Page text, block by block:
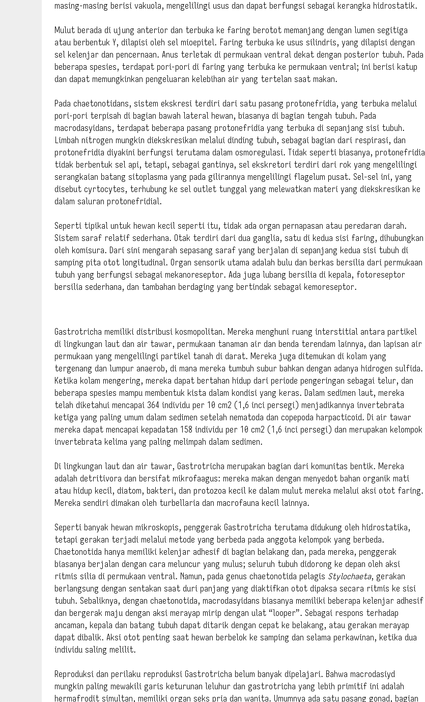
masing-masing berisi vakuola, mengelilingi usus dan dapat berfungsi sebagai kerangka hidrostatik.
Mulut berada di ujung anterior dan terbuka ke faring berotot memanjang dengan lumen segitiga
atau berbentuk Y, dilapisi oleh sel mioepitel. Faring terbuka ke usus silindris, yang dilapisi dengan
sel kelenjar dan pencernaan. Anus terletak di permukaan ventral dekat dengan posterior tubuh. Pada
beberapa spesies, terdapat pori-pori di faring yang terbuka ke permukaan ventral; ini berisi katup
dan dapat memungkinkan pengeluaran kelebihan air yang tertelan saat makan.
Pada chaetonotidans, sistem ekskresi terdiri dari satu pasang protonefridia, yang terbuka melalui
pori-pori terpisah di bagian bawah lateral hewan, biasanya di bagian tengah tubuh. Pada
macrodasyidans, terdapat beberapa pasang protonefridia yang terbuka di sepanjang sisi tubuh.
Limbah nitrogen mungkin diekskresikan melalui dinding tubuh, sebagai bagian dari respirasi, dan
protonefridia diyakini berfungsi terutama dalam osmoregulasi. Tidak seperti biasanya, protonefridia
tidak berbentuk sel api, tetapi, sebagai gantinya, sel ekskretori terdiri dari rok yang mengelilingi
serangkaian batang sitoplasma yang pada gilirannya mengelilingi flagelum pusat. Sel-sel ini, yang
disebut cyrtocytes, terhubung ke sel outlet tunggal yang melewatkan materi yang diekskresikan ke
dalam saluran protonefridial.
Seperti tipikal untuk hewan kecil seperti itu, tidak ada organ pernapasan atau peredaran darah.
Sistem saraf relatif sederhana. Otak terdiri dari dua ganglia, satu di kedua sisi faring, dihubungkan
oleh komisura. Dari sini mengarah sepasang saraf yang berjalan di sepanjang kedua sisi tubuh di
samping pita otot longitudinal. Organ sensorik utama adalah bulu dan berkas bersilia dari permukaan
tubuh yang berfungsi sebagai mekanoreseptor. Ada juga lubang bersilia di kepala, fotoreseptor
bersilia sederhana, dan tambahan berdaging yang bertindak sebagai kemoreseptor.
Gastrotricha memiliki distribusi kosmopolitan. Mereka menghuni ruang interstitial antara partikel
di lingkungan laut dan air tawar, permukaan tanaman air dan benda terendam lainnya, dan lapisan air
permukaan yang mengelilingi partikel tanah di darat. Mereka juga ditemukan di kolam yang
tergenang dan lumpur anaerob, di mana mereka tumbuh subur bahkan dengan adanya hidrogen sulfida.
Ketika kolam mengering, mereka dapat bertahan hidup dari periode pengeringan sebagai telur, dan
beberapa spesies mampu membentuk kista dalam kondisi yang keras. Dalam sedimen laut, mereka
telah diketahui mencapai 364 individu per 10 cm2 (1,6 inci persegi) menjadikannya invertebrata
ketiga yang paling umum dalam sedimen setelah nematoda dan copepoda harpacticoid. Di air tawar
mereka dapat mencapai kepadatan 158 individu per 10 cm2 (1,6 inci persegi) dan merupakan kelompok
invertebrata kelima yang paling melimpah dalam sedimen.
Di lingkungan laut dan air tawar, Gastrotricha merupakan bagian dari komunitas bentik. Mereka
adalah detritivora dan bersifat mikrofaagus: mereka makan dengan menyedot bahan organik mati
atau hidup kecil, diatom, bakteri, dan protozoa kecil ke dalam mulut mereka melalui aksi otot faring.
Mereka sendiri dimakan oleh turbellaria dan macrofauna kecil lainnya.
Seperti banyak hewan mikroskopis, penggerak Gastrotricha terutama didukung oleh hidrostatika,
tetapi gerakan terjadi melalui metode yang berbeda pada anggota kelompok yang berbeda.
Chaetonotida hanya memiliki kelenjar adhesif di bagian belakang dan, pada mereka, penggerak
biasanya berjalan dengan cara meluncur yang mulus; seluruh tubuh didorong ke depan oleh aksi
ritmis silia di permukaan ventral. Namun, pada genus chaetonotida pelagis Stylochaeta, gerakan
berlangsung dengan sentakan saat duri panjang yang diaktifkan otot dipaksa secara ritmis ke sisi
tubuh. Sebaliknya, dengan chaetonotida, macrodasyidans biasanya memiliki beberapa kelenjar adhesif
dan bergerak maju dengan aksi merayap mirip dengan ulat “looper”. Sebagai respons terhadap
ancaman, kepala dan batang tubuh dapat ditarik dengan cepat ke belakang, atau gerakan merayap
dapat dibalik. Aksi otot penting saat hewan berbelok ke samping dan selama perkawinan, ketika dua
individu saling melilit.
Reproduksi dan perilaku reproduksi Gastrotricha belum banyak dipelajari. Bahwa macrodasiyd
mungkin paling mewakili garis keturunan leluhur dan gastrotricha yang lebih primitif ini adalah
hermafrodit simultan, memiliki organ seks pria dan wanita. Umumnya ada satu pasang gonad, bagian